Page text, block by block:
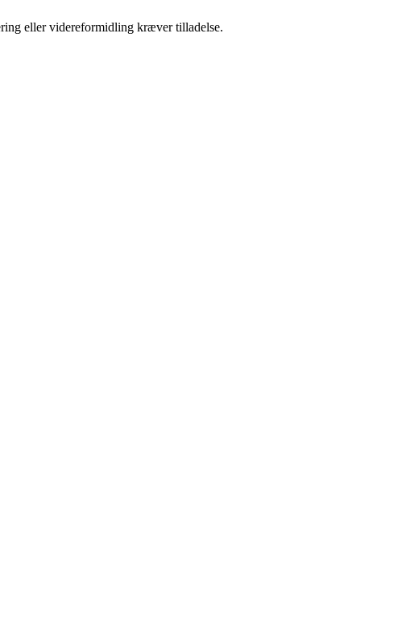
eller videreformidling kræver tilladelse.